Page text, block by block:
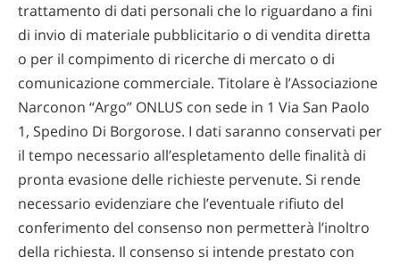
trattamento di dati personali che lo riguardano a fini
di invio di materiale pubblicitario o di vendita diretta
o per il compimento di ricerche di mercato o di
comunicazione commerciale. Titolare è l’Associazione
Narconon “Argo” ONLUS con sede in 1 Via San Paolo
1, Spedino Di Borgorose. I dati saranno conservati per
il tempo necessario all’espletamento delle finalità di
pronta evasione delle richieste pervenute. Si rende
necessario evidenziare che l’eventuale rifiuto del
conferimento del consenso non permetterà l’inoltro
della richiesta. Il consenso si intende prestato con